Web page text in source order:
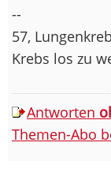
--
57,
Krebs los zu
Antworten
Themen-Abo